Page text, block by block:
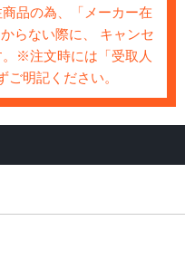
品の為、「メーカー在
らない際に、 キャンセ
※注文時には「受取人
明記ください。